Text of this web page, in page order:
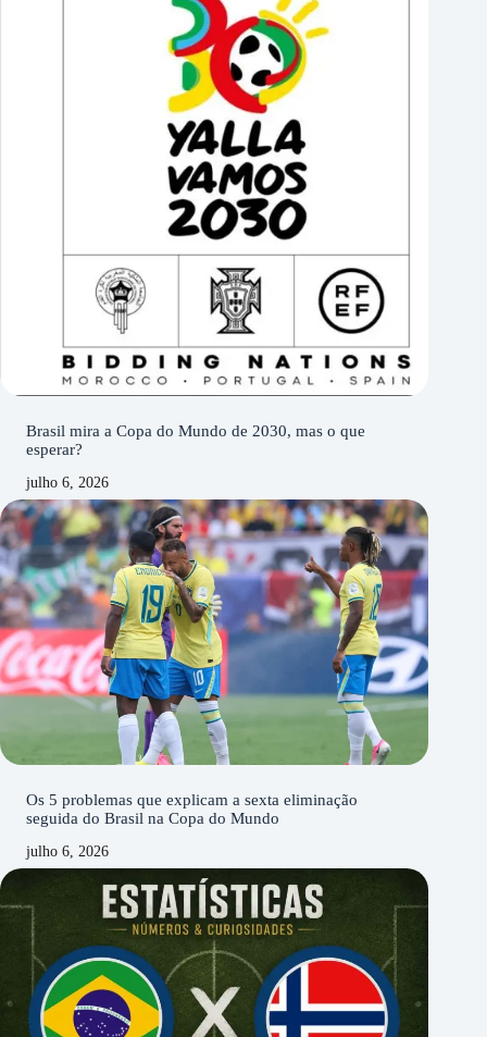
Brasil mira a Copa do Mundo de 2030, mas o que
esperar?
julho 6, 2026
Os 5 problemas que explicam a sexta eliminação
seguida do Brasil na Copa do Mundo
julho 6, 2026